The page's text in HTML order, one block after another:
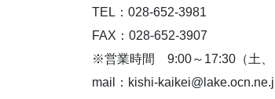
TEL：028-652-3981
FAX：028-652-3907
※営業時間 9:00～17:30（土、
mail：kishi-